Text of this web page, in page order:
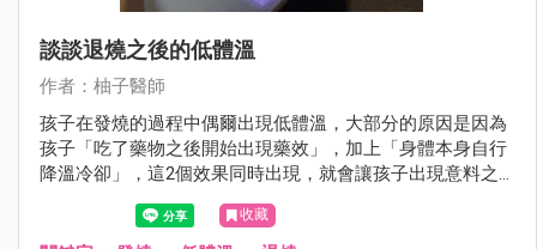
談談退燒之後的低體溫
作者：柚子醫師
孩子在發燒的過程中偶爾出現低體溫，大部分的原因是因為
孩子「吃了藥物之後開始出現藥效」，加上「身體本身自行
降溫冷卻」，這2個效果同時出現，就會讓孩子出現意料之
外的低體溫。
收藏